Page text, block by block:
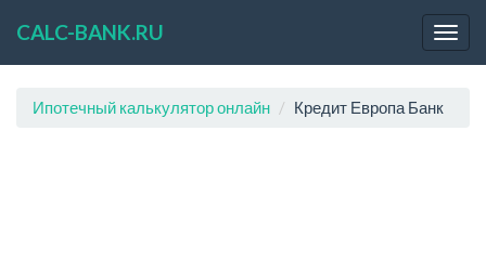
CALC-BANK.RU
Ипотечный калькулятор онлайн Кредит Европа Банк